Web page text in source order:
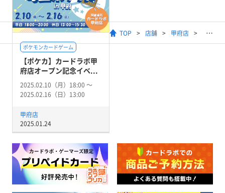
ポケモンカードゲーム
【ポケカ】カードラボ甲
府店オープン記念イベ...
2025.02.10（月）18:00 〜
2025.02.16（日）13:00
甲府店
2025.01.24
TOP 店舗 甲府店